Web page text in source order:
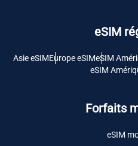
eSIM
Asie eSIMEurope eSIMeSIM
eSIM
Forfaits
eSIM